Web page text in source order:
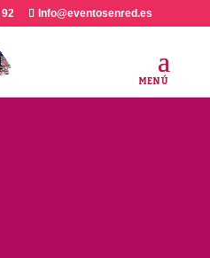
92 Info@eventosenred.es